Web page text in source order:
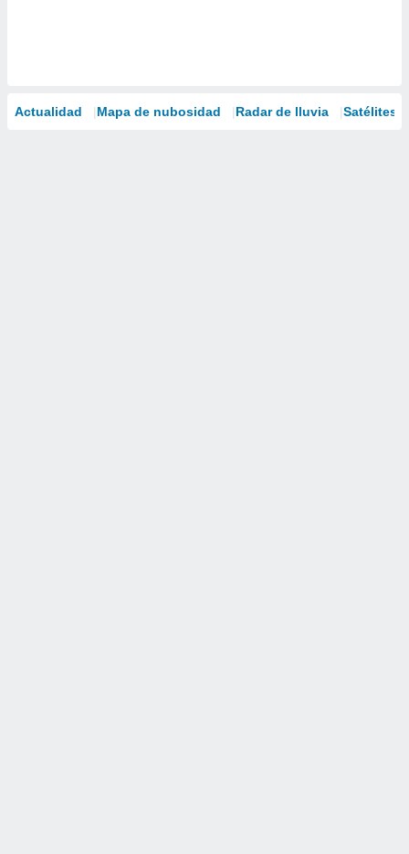
Actualidad Mapa de nubosidad Radar de lluvia Satélites